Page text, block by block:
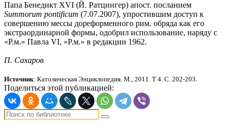
Папа Бенедикт XVI (Й. Ратцингер) апост. посланием
Summorum pontificum (7.07.2007), упростившим доступ к
совершению мессы дореформенного рим. обряда как его
экстраординарной формы, одобрил использование, наряду с
«Р.м.» Павла VI, «Р.м.» в редакции 1962.
П. Сахаров
Источник: Католическая Энциклопедия. М., 2011. Т 4. С. 202-203.
Поделиться этой публикацией: